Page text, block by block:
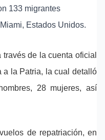
133 migrantes
Estados Unidos.
de la cuenta oficial
a la Patria, la cual detalló
28 mujeres, así
de repatriación, en